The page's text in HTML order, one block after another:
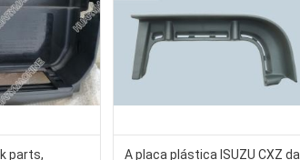
A placa plástica ISUZU CXZ da